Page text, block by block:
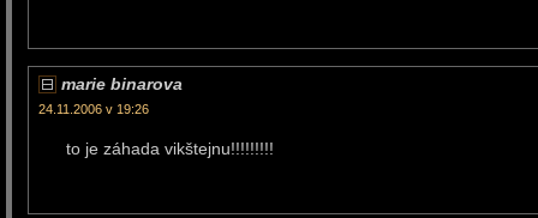
marie binarova
24.11.2006 v 19:26
to je záhada vikštejnu!!!!!!!!!